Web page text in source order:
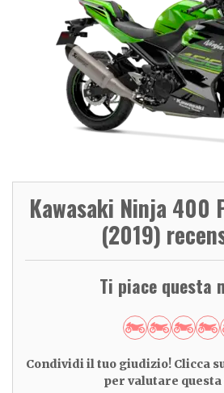
Kawasaki Ninja 400
(2019)
Ti piace questa
Condividi il tuo giudizio! Clicca
per valutare questa